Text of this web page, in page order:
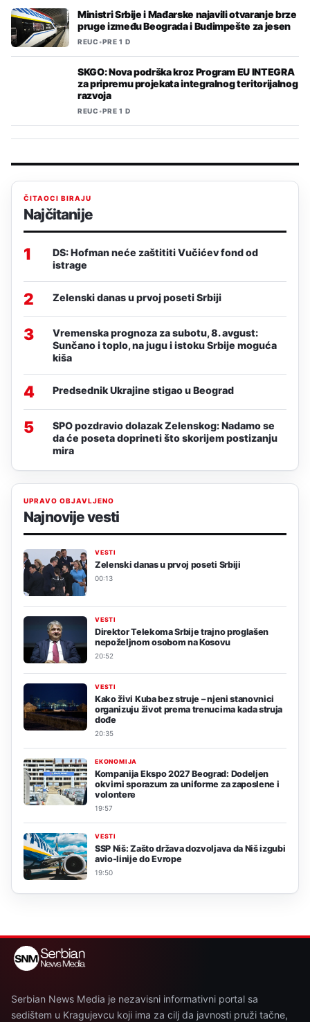
Ministri Srbije i Mađarske najavili otvaranje brze
pruge između Beograda i Budimpešte za jesen
REUC•PRE 1 D
SKGO: Nova podrška kroz Program EU INTEGRA
za pripremu projekata integralnog teritorijalnog
razvoja
REUC•PRE 1 D
ČITAOCI BIRAJU
Najčitanije
1
DS: Hofman neće zaštititi Vučićev fond od
istrage
2 Zelenski danas u prvoj poseti Srbiji
3
Vremenska prognoza za subotu, 8. avgust:
Sunčano i toplo, na jugu i istoku Srbije moguća
kiša
4 Predsednik Ukrajine stigao u Beograd
5
SPO pozdravio dolazak Zelenskog: Nadamo se
da će poseta doprineti što skorijem postizanju
mira
UPRAVO OBJAVLJENO
Najnovije vesti
VESTI
Zelenski danas u prvoj poseti Srbiji
00:13
VESTI
Direktor Telekoma Srbije trajno proglašen
nepoželjnom osobom na Kosovu
20:52
VESTI
Kako živi Kuba bez struje – njeni stanovnici
organizuju život prema trenucima kada struja
dođe
20:35
EKONOMIJA
Kompanija Ekspo 2027 Beograd: Dodeljen
okvirni sporazum za uniforme za zaposlene i
volontere
19:57
VESTI
SSP Niš: Zašto država dozvoljava da Niš izgubi
avio-linije do Evrope
19:50
Serbian News Media je nezavisni informativni portal sa
sedištem u Kragujevcu koji ima za cilj da javnosti pruži tačne,